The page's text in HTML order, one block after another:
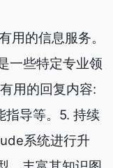
会随着时间
互伙伴。以上就
过 Claude为更
验。